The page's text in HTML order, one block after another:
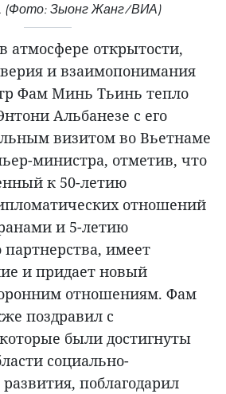
(Фото: Зыонг Жанг/ВИА)
атмосфере открытости,
и взаимопонимания
Фам Минь Тьинь тепло
Альбанезе с его
визитом во Вьетнаме
министра, отметив, что
к 50-летию
отношений
и 5-летию
партнерства, имеет
и придает новый
отношениям. Фам
поздравил с
были достигнуты
социально-
поблагодарил